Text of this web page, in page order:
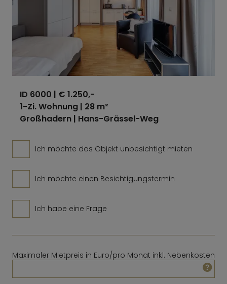
ID 6000 | € 1.250,-
1-Zi. Wohnung | 28 m²
Großhadern | Hans-Grässel-Weg
Ich möchte das Objekt unbesichtigt mieten
Ich möchte einen Besichtigungstermin
Ich habe eine Frage
Maximaler Mietpreis in Euro/pro Monat inkl. Nebenkosten